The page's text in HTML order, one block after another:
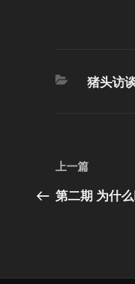
分
猪头访
文
章
导
上
篇
上一篇
第二期 为什